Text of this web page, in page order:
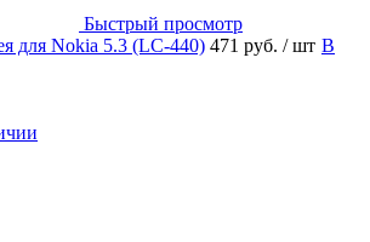
Быстрый просмотр
для Nokia 5.3 (LC-440) 471 руб. / шт В